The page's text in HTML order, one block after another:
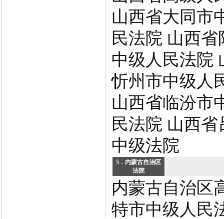
山西省大同市
民法院 山西
中级人民法院
忻州市中级人
山西省临汾市
民法院 山西
中级法院
5．内蒙古自治区
法院
内蒙古自治区
特市中级人民